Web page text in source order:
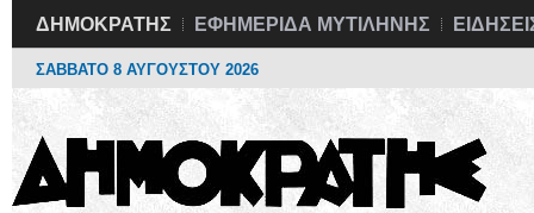
ΔΗΜΟΚΡΑΤΗΣ ΕΦΗΜΕΡΙΔΑ ΜΥΤΙΛΗΝΗΣ
ΣΑΒΒΑΤΟ 8 ΑΥΓΟΥΣΤΟΥ 2026